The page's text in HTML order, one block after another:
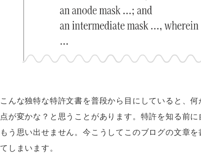
こんな独特な特許文書を普段から目にしていると、
点が変かな？と思うことがあります。特許を知る前
もう思い出せません。今こうしてこのブログの文章
てしまいます。